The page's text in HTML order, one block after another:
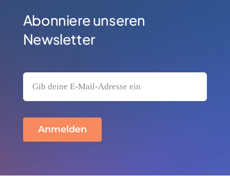
Abonniere unseren
Newsletter
Anmelden